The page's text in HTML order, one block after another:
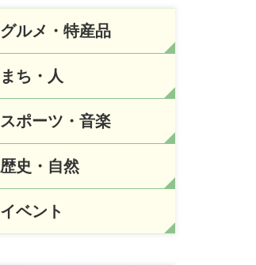
グルメ・特産品
まち・人
スポーツ・音楽
歴史・自然
イベント